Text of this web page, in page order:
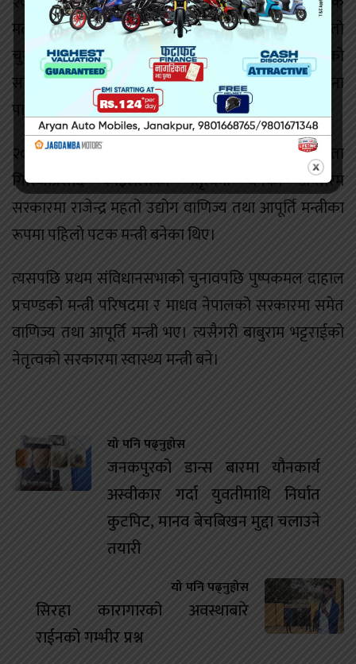
मतले सदभावना पार्टीका अध्यक्षको हैसियतमा राजेन्द्र महतो
चुनाव जिते पनि २०७० सालमा भएको दोस्रो पटकको
संविधानसभाको चुनावमा राजेन्द्र महतो तराई मधेस सद्भावना
पार्टीका अध्यक्ष महेन्द्र राय यादवबाट पराजित भए।
२०६२/०६३ को जनआन्दोलनपश्चात् नेपाली कांग्रेसका नेता
गिरिजाप्रसाद कोइरालाको नेतृत्वमा बनेको अन्तरिम
सरकारमा राजेन्द्र महतो उद्योग वाणिज्य तथा आपूर्ति मन्त्रीका
रूपमा पहिलो पटक मन्त्री बनेका थिए।
त्यसपछि प्रथम संविधानसभाको चुनावपछि पुष्पकमल दाहाल
प्रचण्डको मन्त्री परिषदमा र माधव नेपालको सरकारमा समेत
वाणिज्य तथा आपूर्ति मन्त्री भए। त्यसैगरी बाबुराम भट्टराईको
नेतृत्वको सरकारमा स्वास्थ्य मन्त्री बने।
यो पनि पढ्नुहोस
जनकपुरको डान्स बारमा यौनकार्य
अस्वीकार गर्दा युवतीमाथि निर्घात
कुटपिट, मानव बेचबिखन मुद्दा चलाउने
तयारी
यो पनि पढ्नुहोस
सिरहा कारागारको अवस्थाबारे
राईनको गम्भीर प्रश्न